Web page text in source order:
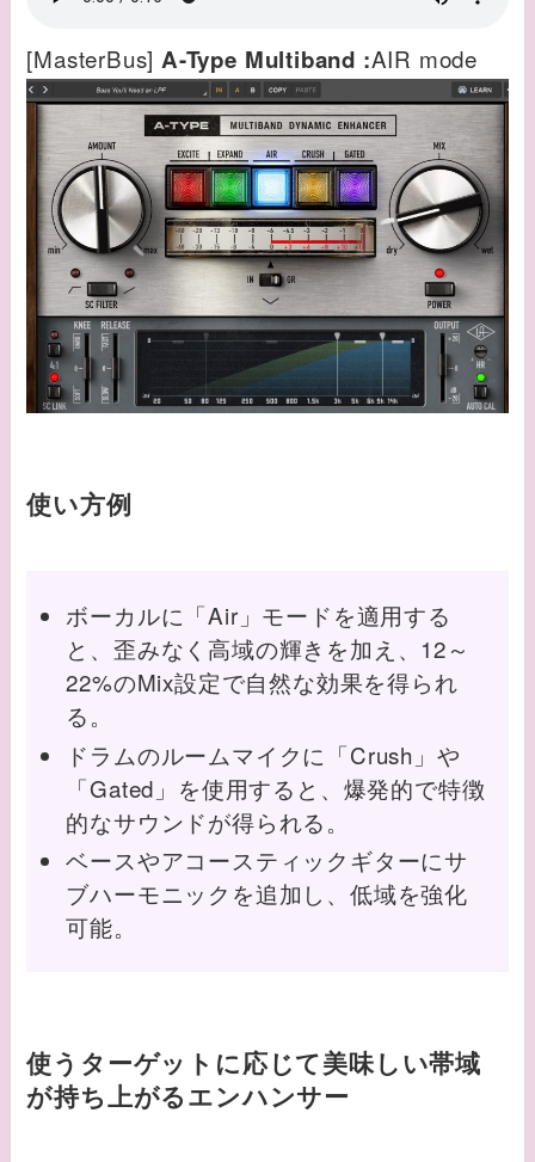
[MasterBus] A-Type Multiband :AIR mode
使い方例
ボーカルに「Air」モードを適用する
と、歪みなく高域の輝きを加え、12～
22%のMix設定で自然な効果を得られ
る。
ドラムのルームマイクに「Crush」や
「Gated」を使用すると、爆発的で特徴
的なサウンドが得られる。
ベースやアコースティックギターにサ
ブハーモニックを追加し、低域を強化
可能。
使うターゲットに応じて美味しい帯域
が持ち上がるエンハンサー